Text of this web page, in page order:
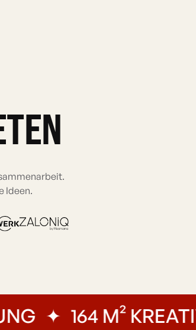
Ideen.
✦ 164 M²